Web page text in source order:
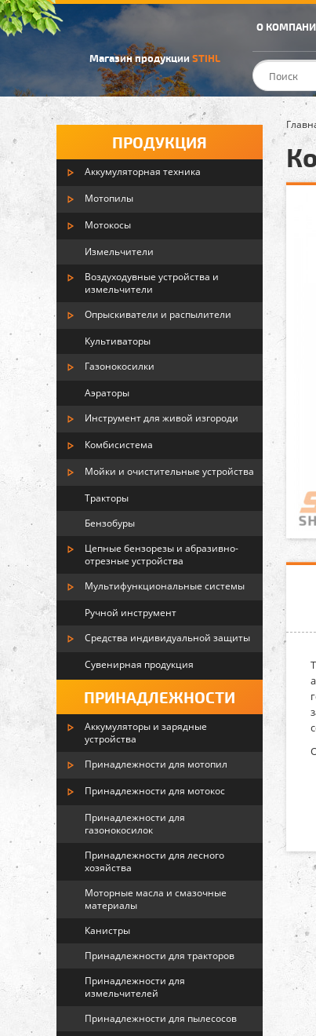
Магазин продукции STIHL
О
ПРОДУКЦИЯ
Аккумуляторная техника
Мотопилы
Мотокосы
Измельчители
Воздуходувные устройства и
измельчители
Опрыскиватели и распылители
Культиваторы
Газонокосилки
Аэраторы
Инструмент для живой изгороди
Комбисистема
Мойки и очистительные устройства
Тракторы
Бензобуры
Цепные бензорезы и абразивно-
отрезные устройства
Мультифункциональные системы
Ручной инструмент
Средства индивидуальной защиты
Сувенирная продукция
ПРИНАДЛЕЖНОСТИ
Аккумуляторы и зарядные
устройства
Принадлежности для мотопил
Принадлежности для мотокос
Принадлежности для
газонокосилок
Принадлежности для лесного
хозяйства
Моторные масла и смазочные
материалы
Канистры
Принадлежности для тракторов
Принадлежности для
измельчителей
Принадлежности для пылесосов